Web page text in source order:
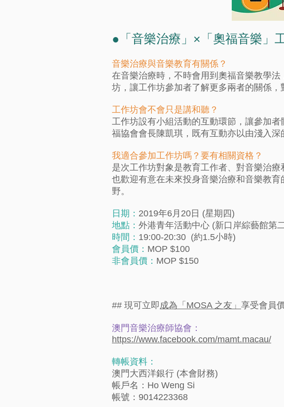
●「音樂治療」×「奧福音樂」
音樂治療與音樂教育有關係？
在音樂治療時，不時會用到奧福音樂教學
坊，讓工作坊參加者了解更多兩者的關係，
工作坊會不會只是講和聽？
工作坊設有小組活動的互動環節，讓參加
福協會會長陳凱琪，既有互動亦以由淺入深
我適合參加工作坊嗎？要有相關資格？
是次工作坊對象是教育工作者、對音樂治療
也歡迎有意在未來投身音樂治療和音樂教
野。
日期： 2019年6月20日 (星期四)
地點： 外港青年活動中心 (新口岸綜藝館第
時間： 19:00-20:30 (約1.5小時)
會員價： MOP $100
非會員價： MOP $150
## 現可立即成為「MOSA 之友」 享受會員
澳門音樂治療師協會：
https://www.facebook.com/mamt.macau/
轉帳資料：
澳門大西洋銀行 (本會財務)
帳戶名：Ho Weng Si
帳號：9014223368